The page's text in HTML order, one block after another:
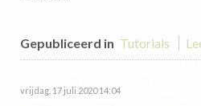
Gepubliceerd in Tutorials
vrijdag, 17 juli 2020 14:04